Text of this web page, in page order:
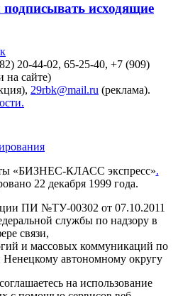
исходящие
20-44-02, 65-25-40, +7 (909)
на сайте)
29rbk@mail.ru (реклама).
«БИЗНЕС-КЛАСС экспресс».
22 декабря 1999 года.
ПИ №ТУ-00302 от 07.10.2011
службы по надзору в
связи,
и массовых коммуникаций по
Ненецкому автономному округу
на использование